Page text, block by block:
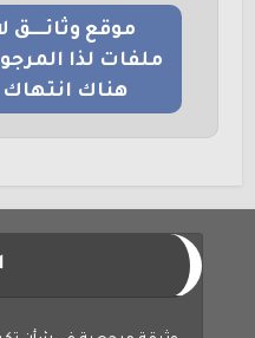
موقع
ملفات لذا
هناك